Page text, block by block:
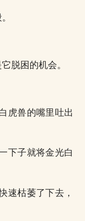
脱困的机会。
虎兽的嘴里吐出
下子就将金光白
速枯萎了下去，